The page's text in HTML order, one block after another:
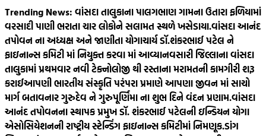
Skip
to
content
Trending News: વાંસદા તાલુકાના પાલગભાણ ગામના ઉતારા ફળિયામાં
વરસાદી પાણી ભરાતા ચાર લોકોને સલામત સ્થળે ખસેડાયા.વાંસદા આનંદ
તપોવન ના અધ્યક્ષ અને જાણીતા યોગાચાર્ય ડૉ.શંકરભાઈ પટેલ ને
ફાઇનાન્સ કમિટી માં નિયુક્ત કરવા માં આવ્યાનવસારી જિલ્લાના વાંસદા
તાલુકામાં પ્રથમવાર નવી ટેક્નોલોજી થી રસ્તાના મરામતની કામગીરી શરૂ
કરાઈઆપણી ભારતીય સંસ્કૃતિ પરંપરા પ્રમાણે આપણા જીવન માં સાચો
માર્ગ બતાવનાર ગુરુદેવ ને ગુરુપૂર્ણિમા ના શુભ દિને વંદન પ્રણામ.વાંસદા
આનંદ તપોવનના સ્થાપક પ્રમુખ ડૉ. શંકરભાઈ પટેલની ઇન્ડિયન યોગા
એસોસિયેશનની રાષ્ટ્રીય સ્ટેન્ડિંગ ફાઇનાન્સ કમિટીમાં નિમણૂક.ડાંગ